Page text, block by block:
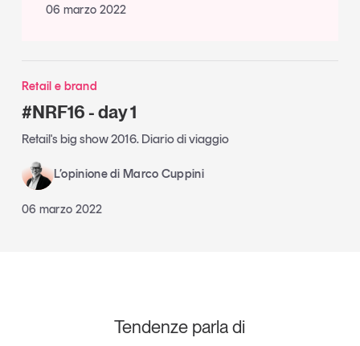
06 marzo 2022
Retail e brand
#NRF16 - day 1
Retail's big show 2016. Diario di viaggio
L’opinione di Marco Cuppini
06 marzo 2022
Tendenze parla di